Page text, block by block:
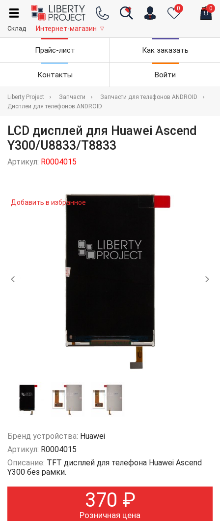
0 0
Склад Интернет-магазин ▽
Прайс-лист Как заказать
Контакты Войти
Liberty Project Запчасти
Запчасти для телефонов ANDROID
Дисплеи для телефонов ANDROID
LCD дисплей для Huawei Ascend
Y300/U8833/T8833
Артикул: R0004015
Добавить в избранное
Бренд устройства: Huawei
Артикул: R0004015
Описание: TFT дисплей для телефона Huawei Ascend
Y300 без рамки.
370 ₽
Розничная цена